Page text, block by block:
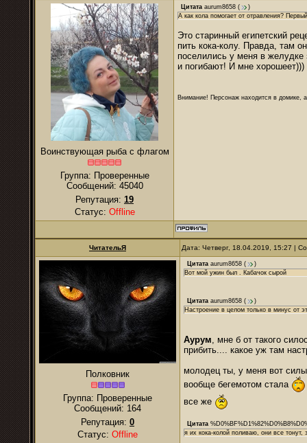
Воинствующая рыба с флагом
Группа: Проверенные
Сообщений: 45040
Репутация: 19
Статус: Offline
Цитата aurum8658 (
)
А как кола помогает от отравления?
Это старинный египетский
пить кока-колу. Правда, там
поселились у меня в желудке
и погибают! И мне хорошеет)))
Внимание! Персонаж находится в домике,
ЧитательЯ Дата: Четверг, 18.04.2019, 15:27 |
Полковник
Группа: Проверенные
Сообщений: 164
Репутация: 0
Статус: Offline
Цитата aurum8658 (
)
Вот мой ужин был . Кабачок сырой
Цитата aurum8658 (
)
Настроение в целом только в минус от
Аурум, мне б от такого
прибить.... какое уж там
молодец ты, у меня вот
вообще бегемотом стала
все же
Цитата
я их кока-колой поливаю, они все тонут,